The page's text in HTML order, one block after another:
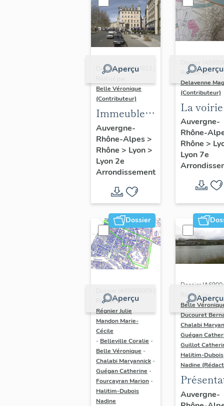
Aperçu
Dossier IA69007823 |
Belle Véronique
(Contributeur)
Immeubles
du secteur
des
Jacobins
Auvergne-
Rhône-Alpes>
Rhône > Lyon>
Lyon 2e
Arrondissement
Aperçu
Dossier
Réalisé par
Delavenne
(Contributeur)
La
secteur
d'étude
"Saint-
André"
(Lyon
Auvergne-
Rhône-
Rhône >
Lyon 7e
Dossier
Aperçu
Réalisé par
Régnier Julie
Mandon Marie-
Cécile
- Belleville Coralie -
Belle Véronique -
Chalabi Maryannick -
Guégan Catherine -
Fourcayran Marion -
Halitim-Dubois
Nadine
Aperçu
Dossier
Réalisé par
Belle
Ducouret
Chalabi
Guégan
Guillot
Halitim-Dubois
Nadine
du
Auvergne-